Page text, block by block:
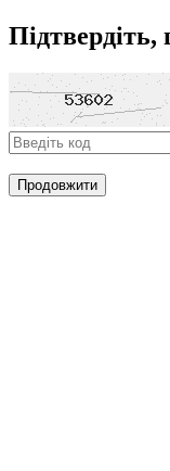
Продовжити